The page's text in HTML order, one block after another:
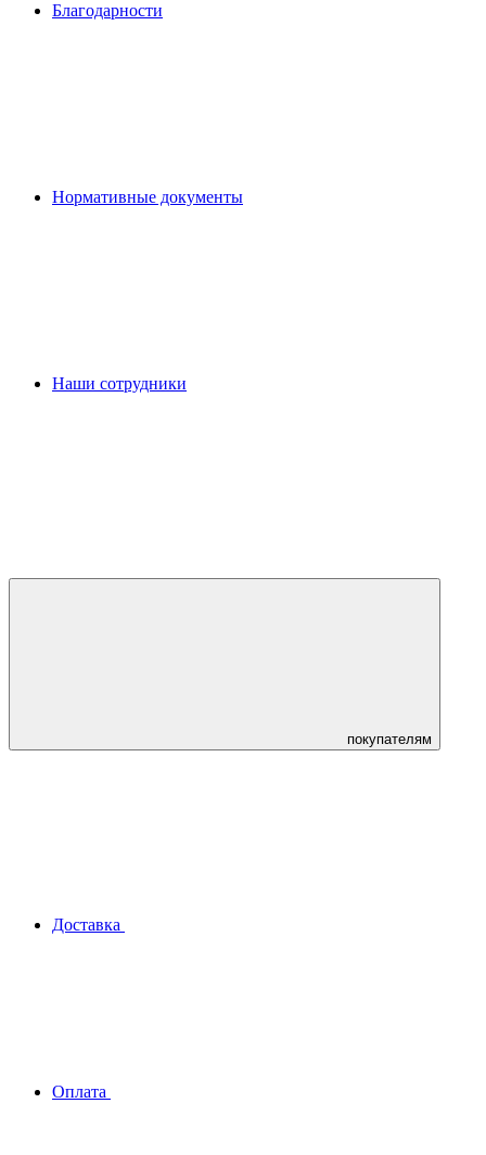
Благодарности
Нормативные документы
Наши сотрудники
покупателям
Доставка
Оплата